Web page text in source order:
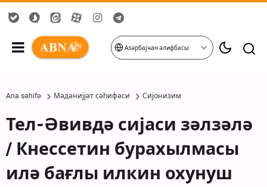
Азәрбајҹан әлифбасы
Ana səhifə Мәдәнијјәт сәһифәси Сијонизим
Тел-Әвивдә сијаси зәлзәлә
/ Кнессетин бурахылмасы
илә бағлы илкин охунуш